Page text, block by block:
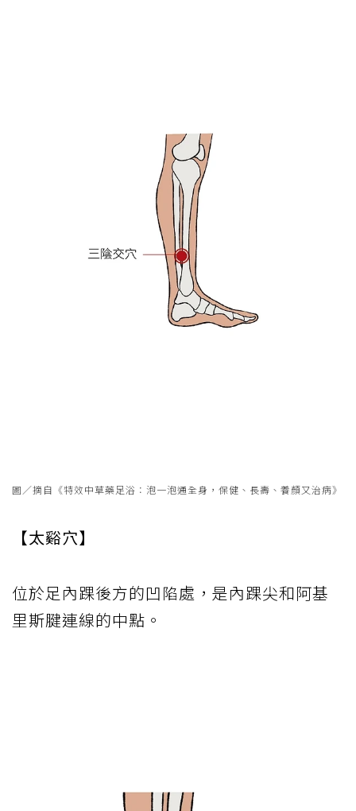
圖／摘自《特效中草藥足浴：泡一泡通全身，保健、長壽、養顏又治病》
【太谿穴】
位於足內踝後方的凹陷處，是內踝尖和阿基
里斯腱連線的中點。